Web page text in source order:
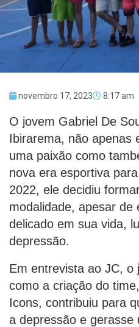
novembro 17, 2023 8:17 am
O jovem Gabriel De
Ibirarema, não apenas
uma paixão como
nova era esportiva
2022, ele decidiu
modalidade, apesar
delicado em sua vida,
depressão.
Em entrevista ao JC, o
como a criação do
Icons, contribuiu para
a depressão e gerasse